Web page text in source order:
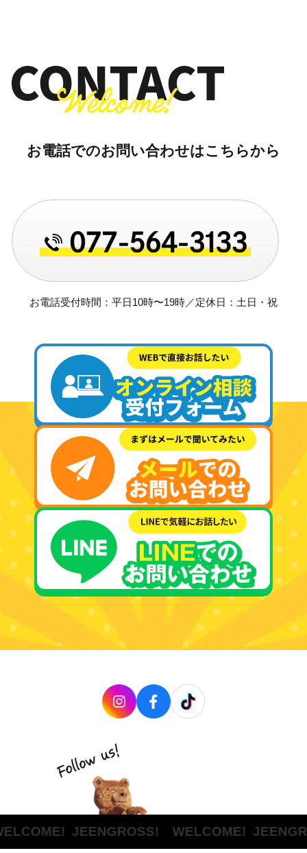
お電話でのお問い合わせはこちらから
お電話受付時間：平日10時〜19時／定休日：土日・祝
JEENGROSS! WELCOME!